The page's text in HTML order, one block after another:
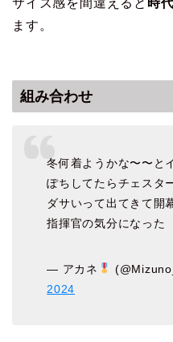
サイズ感を間違えると 時
ます。
組み合わせ
冬何着ようかな〜〜と
ぽちしてたらチェスタ
ダサいって出てきて開
指揮官の気分になった
— アカネ
2024